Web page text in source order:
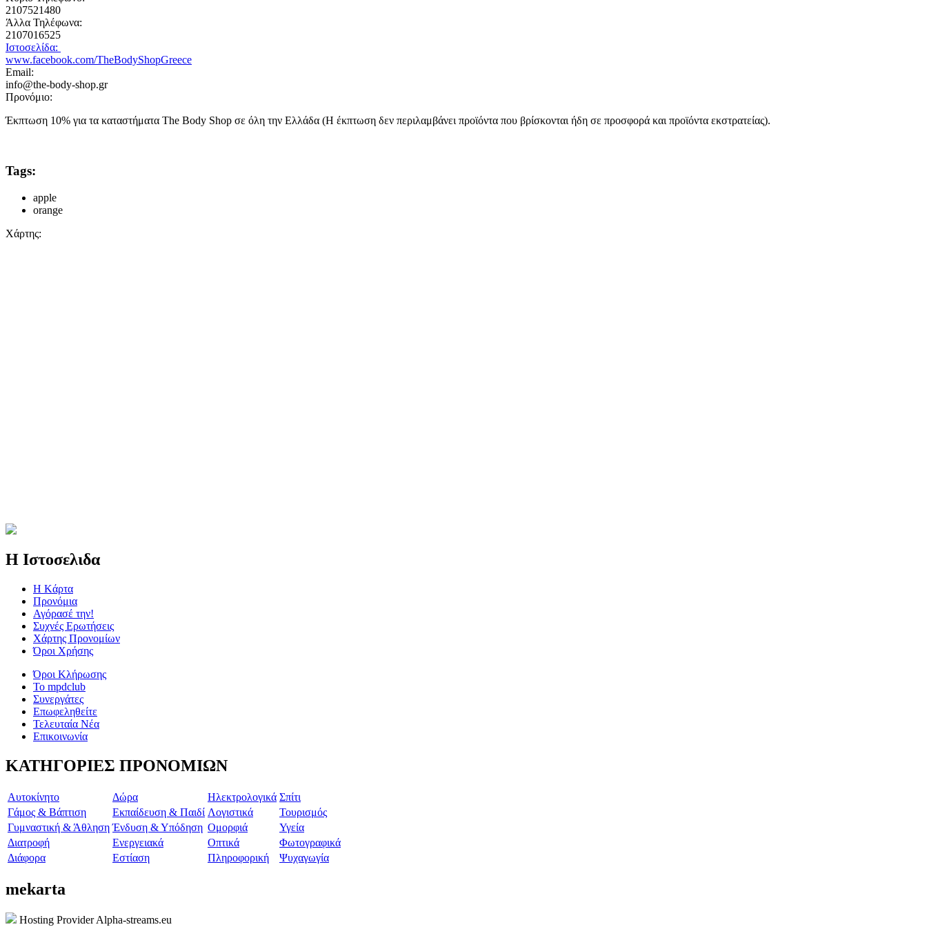
2107521480
Άλλα Τηλέφωνα:
2107016525
Ιστοσελίδα:
www.facebook.com/TheBodyShopGreece
Email:
info@the-body-shop.gr
Προνόμιο:
Έκπτωση 10% για τα καταστήματα The Body Shop σε όλη την Ελλάδα (Η έκπτωση δεν περιλαμβάνει προϊόντα που βρίσκονται ήδη σε προσφορά και προϊόντα εκστρατείας).
Tags:
apple
orange
Χάρτης:
Η Ιστοσελιδα
Η Kάρτα
Προνόμια
Αγόρασέ την!
Συχνές Ερωτήσεις
Χάρτης Προνομίων
Όροι Χρήσης
Όροι Κλήρωσης
To mpdclub
Συνεργάτες
Επωφεληθείτε
Τελευταία Νέα
Επικοινωνία
ΚΑΤΗΓΟΡΙΕΣ ΠΡΟΝΟΜΙΩΝ
Aυτοκίνητο Δώρα Ηλεκτρολογικά Σπίτι
Γάμος & Βάπτιση
Εκπαίδευση & Παιδί Λογιστικά
Τουρισμός
Γυμναστική & Άθληση Ένδυση & Υπόδηση Ομορφιά
Υγεία
Διατροφή
Ενεργειακά Οπτικά
Φωτογραφικά
Διάφορα
Εστίαση Πληροφορική Ψυχαγωγία
mekarta
Hosting Provider Alpha-streams.eu